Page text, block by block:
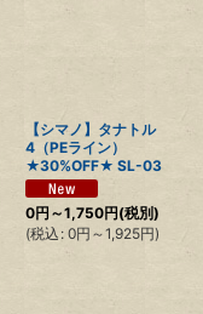
【シマノ】タナトル
4（PEライン）
★30%OFF★ SL-03
0円 ～1,750円(税別)
(税込 : 0円 ～1,925円)